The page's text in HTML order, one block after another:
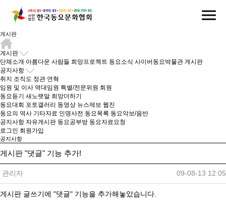
게시판
게시판
단체소개 아름다운 사람들 희망프로젝트 동요소식 사이버동요박물관 게시판
공지사항
취지 조직도 정관 연혁
임원 및 이사 역대임원 특별/전문위원 회원
동요듣기 새노랫말 희망더하기
동요대회 포토갤러리 동영상 뉴스제보 웹진
동요의 역사 기타자료 인명사전 동요목록 동요악보/음반
공지사항 자유게시판 동요공부방 동요자료요청
로그인 회원가입
공지사항
게시판 "댓글" 기능 추가!
관리자 09-08-13 12:05
게시판 글쓰기에 "댓글" 기능을 추가해놓았습니다.